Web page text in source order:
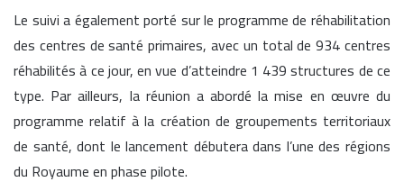
Le suivi a également porté sur le programme de réhabilitation
des centres de santé primaires, avec un total de 934 centres
réhabilités à ce jour, en vue d’atteindre 1 439 structures de ce
type. Par ailleurs, la réunion a abordé la mise en œuvre du
programme relatif à la création de groupements territoriaux
de santé, dont le lancement débutera dans l’une des régions
du Royaume en phase pilote.